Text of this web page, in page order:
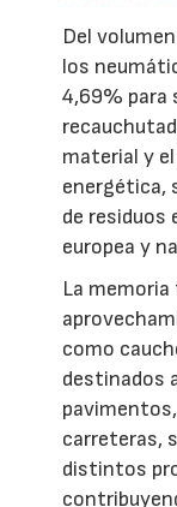
Del
los
4,69% para
material y
energética,
de residuos
europea y
La
como
destinados
carreteras,
distintos